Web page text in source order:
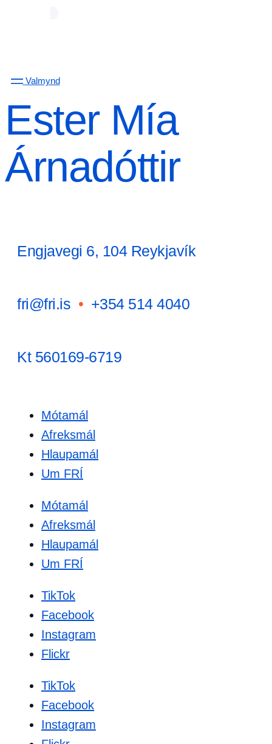
Valmynd
Ester Mía
Árnadóttir
Engjavegi 6, 104 Reykjavík
fri@fri.is • +354 514 4040
Kt 560169-6719
Mótamál
Afreksmál
Hlaupamál
Um FRÍ
Mótamál
Afreksmál
Hlaupamál
Um FRÍ
TikTok
Facebook
Instagram
Flickr
TikTok
Facebook
Instagram